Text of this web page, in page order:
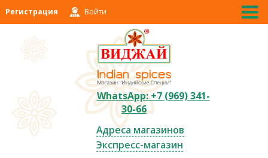
Регистрация Войти
WhatsApp: +7 (969) 341-
30-66
Адреса магазинов
Экспресс-магазин